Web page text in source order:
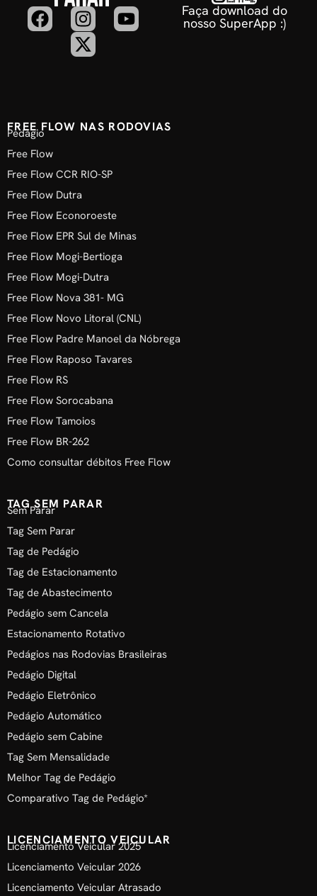
Faça download do
nosso SuperApp :)
FREE FLOW NAS RODOVIAS
Pedágio
Free Flow
Free Flow CCR RIO-SP
Free Flow Dutra
Free Flow Econoroeste
Free Flow EPR Sul de Minas
Free Flow Mogi-Bertioga
Free Flow Mogi-Dutra
Free Flow Nova 381- MG
Free Flow Novo Litoral (CNL)
Free Flow Padre Manoel da Nóbrega
Free Flow Raposo Tavares
Free Flow RS
Free Flow Sorocabana
Free Flow Tamoios
Free Flow BR-262
Como consultar débitos Free Flow
TAG SEM PARAR
Sem Parar
Tag Sem Parar
Tag de Pedágio
Tag de Estacionamento
Tag de Abastecimento
Pedágio sem Cancela
Estacionamento Rotativo
Pedágios nas Rodovias Brasileiras
Pedágio Digital
Pedágio Eletrônico
Pedágio Automático
Pedágio sem Cabine
Tag Sem Mensalidade
Melhor Tag de Pedágio
Comparativo Tag de Pedágio*
LICENCIAMENTO VEICULAR
Licenciamento Veicular 2025
Licenciamento Veicular 2026
Licenciamento Veicular Atrasado